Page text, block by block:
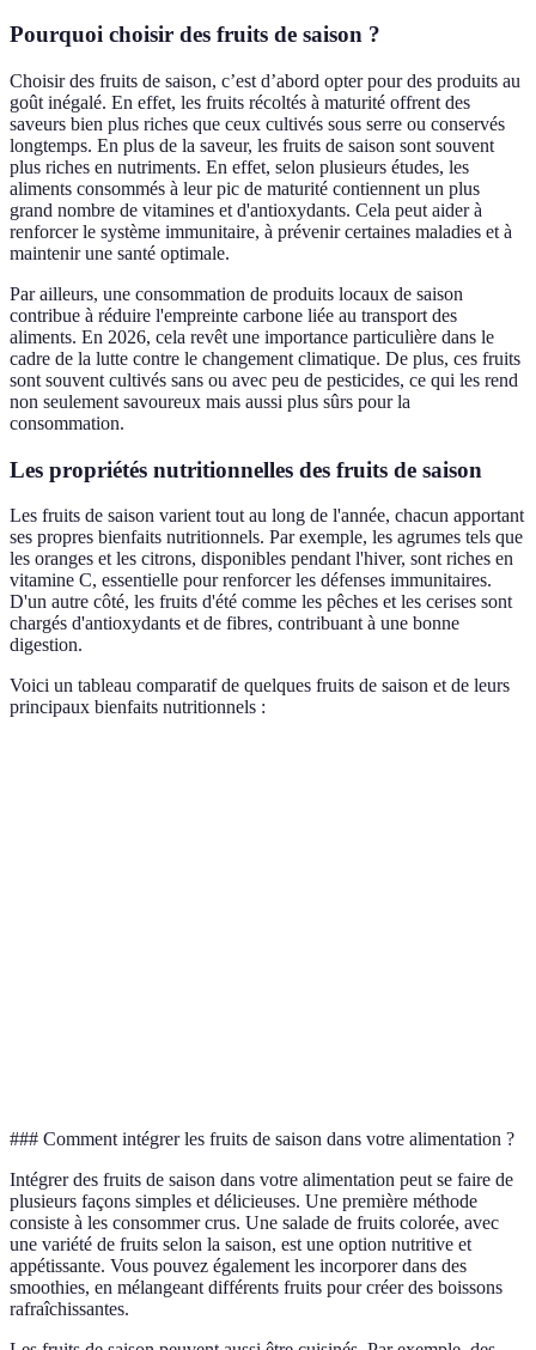
Pourquoi choisir des fruits de saison ?
Choisir des fruits de saison, c’est d’abord opter pour des produits au
goût inégalé. En effet, les fruits récoltés à maturité offrent des
saveurs bien plus riches que ceux cultivés sous serre ou conservés
longtemps. En plus de la saveur, les fruits de saison sont souvent
plus riches en nutriments. En effet, selon plusieurs études, les
aliments consommés à leur pic de maturité contiennent un plus
grand nombre de vitamines et d'antioxydants. Cela peut aider à
renforcer le système immunitaire, à prévenir certaines maladies et à
maintenir une santé optimale.
Par ailleurs, une consommation de produits locaux de saison
contribue à réduire l'empreinte carbone liée au transport des
aliments. En 2026, cela revêt une importance particulière dans le
cadre de la lutte contre le changement climatique. De plus, ces fruits
sont souvent cultivés sans ou avec peu de pesticides, ce qui les rend
non seulement savoureux mais aussi plus sûrs pour la
consommation.
Les propriétés nutritionnelles des fruits de saison
Les fruits de saison varient tout au long de l'année, chacun apportant
ses propres bienfaits nutritionnels. Par exemple, les agrumes tels que
les oranges et les citrons, disponibles pendant l'hiver, sont riches en
vitamine C, essentielle pour renforcer les défenses immunitaires.
D'un autre côté, les fruits d'été comme les pêches et les cerises sont
chargés d'antioxydants et de fibres, contribuant à une bonne
digestion.
Voici un tableau comparatif de quelques fruits de saison et de leurs
principaux bienfaits nutritionnels :
### Comment intégrer les fruits de saison dans votre alimentation ?
Intégrer des fruits de saison dans votre alimentation peut se faire de
plusieurs façons simples et délicieuses. Une première méthode
consiste à les consommer crus. Une salade de fruits colorée, avec
une variété de fruits selon la saison, est une option nutritive et
appétissante. Vous pouvez également les incorporer dans des
smoothies, en mélangeant différents fruits pour créer des boissons
rafraîchissantes.